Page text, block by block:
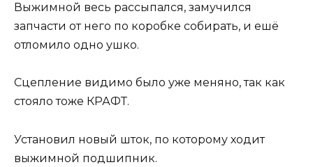
Выжимной весь рассыпался, замучился
запчасти от него по коробке собирать, и ешё
отломило одно ушко.
Сцепление видимо было уже меняно, так как
стояло тоже КРАФТ.
Установил новый шток, по которому ходит
выжимной подшипник.